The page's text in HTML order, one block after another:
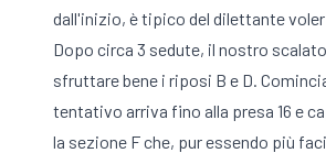
dall'inizio, è tipico del dilettante
Dopo circa 3 sedute, il nostro
sfruttare bene i riposi B e D.
tentativo arriva fino alla presa 16 e
la sezione F che, pur essendo più